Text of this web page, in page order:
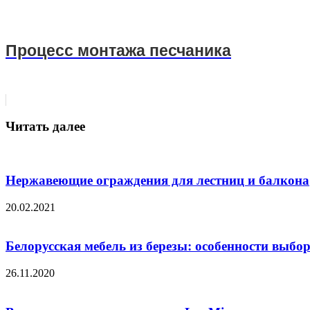
Процесс монтажа песчаника
Читать далее
Нержавеющие ограждения для лестниц и балкона
20.02.2021
Белорусская мебель из березы: особенности
26.11.2020